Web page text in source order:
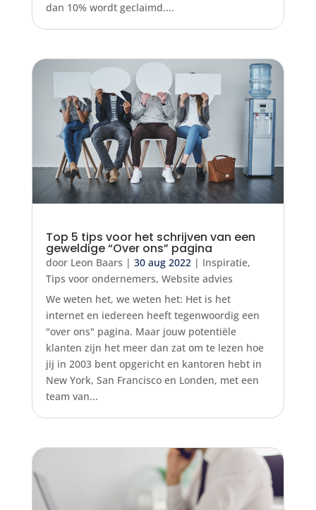
dan 10% wordt geclaimd....
Top 5 tips voor het schrijven van een
geweldige “Over ons” pagina
door Leon Baars | 30 aug 2022| Inspiratie,
Tips voor ondernemers, Website advies
We weten het, we weten het: Het is het
internet en iedereen heeft tegenwoordig een
"over ons" pagina. Maar jouw potentiële
klanten zijn het meer dan zat om te lezen hoe
jij in 2003 bent opgericht en kantoren hebt in
New York, San Francisco en Londen, met een
team van...